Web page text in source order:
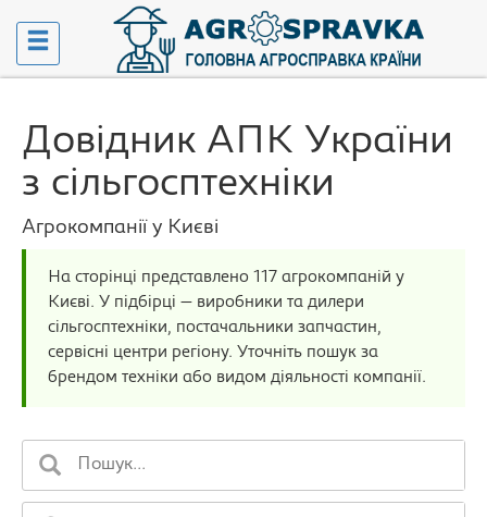
Довідник АПК України
з сільгосптехніки
Агрокомпанії у Києві
На сторінці представлено 117 агрокомпаній у
Києві. У підбірці — виробники та дилери
сільгосптехніки, постачальники запчастин,
сервісні центри регіону. Уточніть пошук за
брендом техніки або видом діяльності компанії.